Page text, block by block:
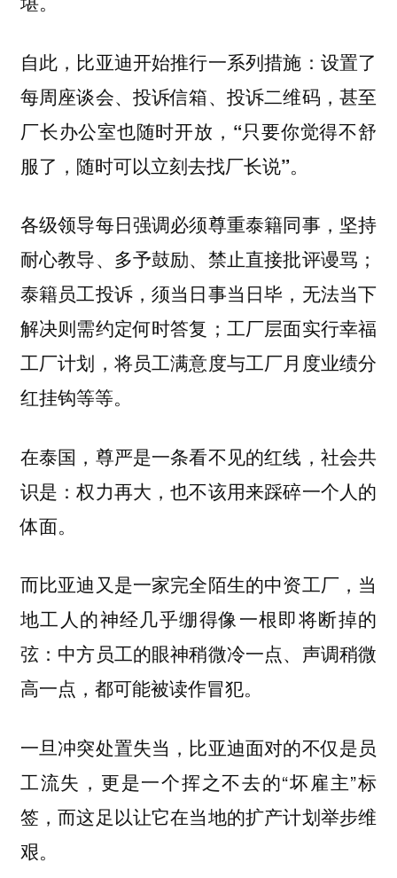
自此，比亚迪开始推行一系列措施：设置了
每周座谈会、投诉信箱、投诉二维码， 甚至
厂长办公室也随时开放，“只要你觉得不舒
服了，随时可以立刻去找厂长说”。
各级领导每日强调必须尊重泰籍同事，坚持
耐心教导、多予鼓励、禁止直接批评谩骂；
泰籍员工投诉，须当日事当日毕，无法当下
解决则需约定何时答复；工厂层面实行幸福
工厂计划，将员工满意度与工厂月度业绩分
红挂钩等等。
在泰国，尊严是一条看不见的红线，社会共
识是：权力再大，也不该用来踩碎一个人的
体面。
而比亚迪又是一家完全陌生的中资工厂，当
地工人的神经几乎绷得像一根即将断掉的
弦：中方员工的眼神稍微冷一点、声调稍微
高一点，都可能被读作冒犯。
一旦冲突处置失当，比亚迪面对的不仅是员
工流失，更是一个挥之不去的“坏雇主”标
签，而这足以让它在当地的扩产计划举步维
艰。